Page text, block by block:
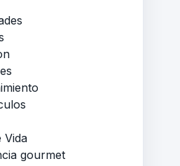
Vida
gourmet